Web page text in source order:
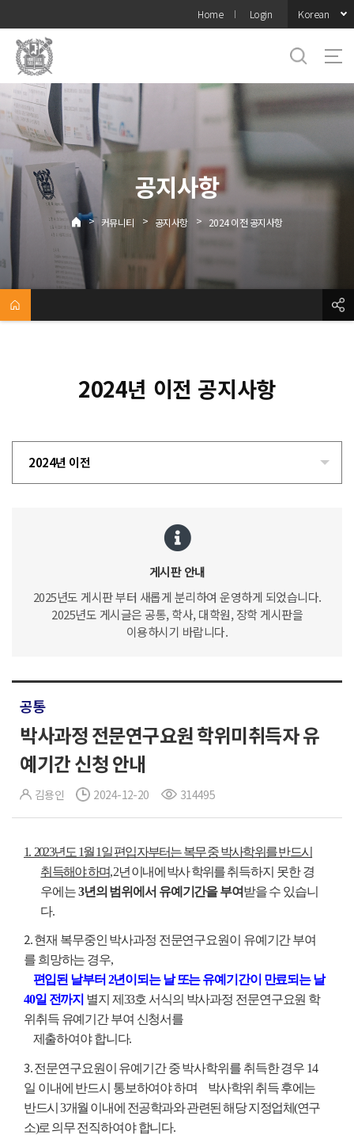
메뉴
Home Login Korean
공지사항
> 커뮤니티 > 공지사항 > 2024 이전 공지사항
2024년 이전 공지사항
2024년 이전
게시판 안내
2025년도 게시판 부터 새롭게 분리하여 운영하게 되었습니다.
2025년도 게시글은 공통, 학사, 대학원, 장학 게시판을
이용하시기 바랍니다.
공통
박사과정 전문연구요원 학위미취득자 유
예기간 신청 안내
김용인 2024-12-20 314495
1. 2023년도 1월 1일 편입자부터는 복무 중 박사학위를 반드시
취득해야 하며,2년 이내에 박사 학위를취득하지 못한 경
우에는3년의 범위에서 유예기간을 부여받을 수 있습니
다.
2. 현재 복무중인 박사과정 전문연구요원이 유예기간 부여
를 희망하는 경우,
편입된 날부터 2년이되는 날 또는 유예기간이 만료되는 날
40일 전까지 별지 제33호 서식의 박사과정 전문연구요원 학
위취득 유예기간 부여 신청서를
제출하여야 합니다.
3. 전문연구요원이 유예기간 중 박사학위를 취득한 경우 14
일 이내에 반드시 통보하여야 하며
박사학위 취득 후에는
반드시 3개월 이내에 전공학과와 관련된 해당 지정업체(연구
소)로 의무전직하여야 합니다.